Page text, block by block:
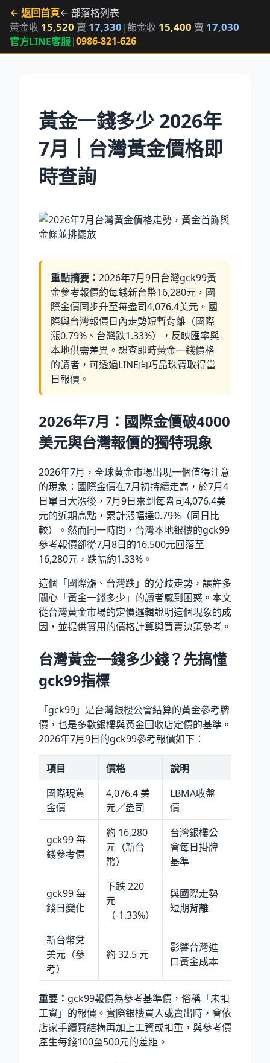
← 返回首頁← 部落格列表
黃金收 15,520 賣 17,330 |飾金收 15,400 賣 17,030
官方LINE客服|0986-821-626
黃金一錢多少 2026年
7月｜台灣黃金價格即
時查詢
重點摘要： 2026年7月9日台灣gck99黃
金參考報價約每錢新台幣16,280元，國
際金價同步升至每盎司4,076.4美元。國
際與台灣報價日內走勢短暫背離（國際
漲0.79%、台灣跌1.33%），反映匯率與
本地供需差異。想查即時黃金一錢價格
的讀者，可透過LINE向巧品珠寶取得當
日報價。
2026年7月：國際金價破4000
美元與台灣報價的獨特現象
2026年7月，全球黃金市場出現一個值得注意
的現象：國際金價在7月初持續走高，於7月4
日單日大漲後，7月9日來到每盎司4,076.4美
元的近期高點，累計漲幅達0.79%（同日比
較）。然而同一時間，台灣本地銀樓的gck99
參考報價卻從7月8日的16,500元回落至
16,280元，跌幅約1.33%。
這個「國際漲、台灣跌」的分歧走勢，讓許多
關心「黃金一錢多少」的讀者感到困惑。本文
從台灣黃金市場的定價邏輯說明這個現象的成
因，並提供實用的價格計算與買賣決策參考。
台灣黃金一錢多少錢？先搞懂
gck99指標
「gck99」是台灣銀樓公會結算的黃金參考牌
價，也是多數銀樓與黃金回收店定價的基準。
2026年7月9日的gck99參考報價如下：
項目 價格
說明
國際現貨
金價
4,076.4 美
元／盎司
LBMA收盤
價
gck99 每
錢參考價
約 16,280
元（新台
幣）
台灣銀樓公
會每日掛牌
基準
gck99 每
錢日變化
下跌 220
元
（-1.33%）
與國際走勢
短期背離
新台幣兌
美元（參
考）
約 32.5 元
影響台灣進
口黃金成本
重要： gck99報價為參考基準價，俗稱「未扣
工資」的報價。實際銀樓買入或賣出時，會依
店家手續費結構再加上工資或扣重，與參考價
產生每錢100至500元的差距。